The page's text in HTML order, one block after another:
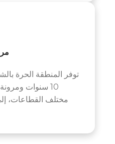
توفر المنطقة الحرة
10 سنوات
مختلف القطاعات،